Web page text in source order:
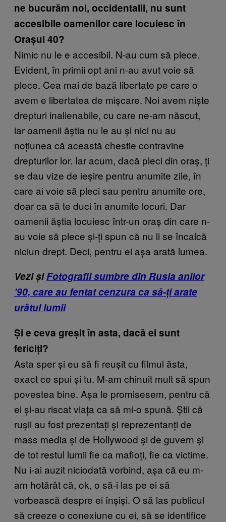
ne bucurăm noi, occidentalii, nu sunt
accesibile oamenilor care locuiesc în
Orașul 40?
Nimic nu le e accesibil. N-au cum să plece.
Evident, în primii opt ani n-au avut voie să
plece. Cea mai de bază libertate pe care o
avem e libertatea de mișcare. Noi avem niște
drepturi inalienabile, cu care ne-am născut,
iar oamenii ăștia nu le au și nici nu au
noțiunea că această chestie contravine
drepturilor lor. Iar acum, dacă pleci din oraș, ți
se dau vize de ieșire pentru anumite zile, în
care ai voie să pleci sau pentru anumite ore,
doar ca să te duci în anumite locuri. Dar
oamenii ăștia locuiesc într-un oraș din care n-
au voie să plece și-ți spun că nu li se încalcă
niciun drept. Deci, pentru ei așa arată lumea.
Vezi șiFotografii sumbre din Rusia anilor
’90, care au fentat cenzura ca să-ți arate
urâtul lumii
Și e ceva greșit în asta, dacă ei sunt
fericiți?
Asta sper și eu să fi reușit cu filmul ăsta,
exact ce spui și tu. M-am chinuit mult să spun
povestea bine. Așa le promisesem, pentru că
ei și-au riscat viața ca să mi-o spună. Știi că
rușii au fost prezentați și reprezentanți de
mass media și de Hollywood și de guvern și
de tot restul lumii fie ca mafioți, fie ca victime.
Nu i-ai auzit niciodată vorbind, așa că eu m-
am hotărât că, ok, o să-i las pe ei să
vorbească despre ei înșiși. O să las publicul
să creeze o conexiune cu ei, să se identifice